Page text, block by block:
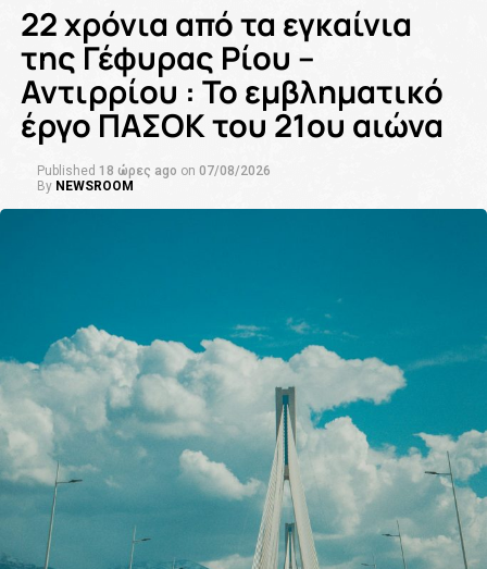
22 χρόνια από τα εγκαίνια
της Γέφυρας Ρίου –
Αντιρρίου : Το εμβληματικό
έργο ΠΑΣΟΚ του 21ου αιώνα
Published 18 ώρες ago on 07/08/2026
By NEWSROOM